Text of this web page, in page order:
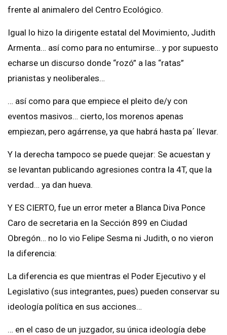
frente al animalero del Centro Ecológico.
Igual lo hizo la dirigente estatal del Movimiento, Judith
Armenta… así como para no entumirse… y por supuesto
echarse un discurso donde “rozó” a las “ratas”
prianistas y neoliberales…
… así como para que empiece el pleito de/y con
eventos masivos… cierto, los morenos apenas
empiezan, pero agárrense, ya que habrá hasta pa´ llevar.
Y la derecha tampoco se puede quejar: Se acuestan y
se levantan publicando agresiones contra la 4T, que la
verdad… ya dan hueva.
Y ES CIERTO, fue un error meter a Blanca Diva Ponce
Caro de secretaria en la Sección 899 en Ciudad
Obregón… no lo vio Felipe Sesma ni Judith, o no vieron
la diferencia:
La diferencia es que mientras el Poder Ejecutivo y el
Legislativo (sus integrantes, pues) pueden conservar su
ideología política en sus acciones…
… en el caso de un juzgador, su única ideología debe